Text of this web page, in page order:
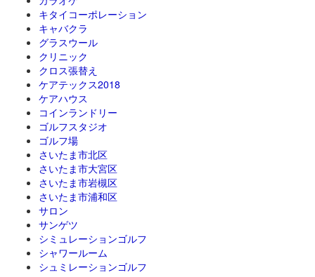
キタイコーポレーション
キャバクラ
グラスウール
クリニック
クロス張替え
ケアテックス2018
ケアハウス
コインランドリー
ゴルフスタジオ
ゴルフ場
さいたま市北区
さいたま市大宮区
さいたま市岩槻区
さいたま市浦和区
サロン
サンゲツ
シミュレーションゴルフ
シャワールーム
シュミレーションゴルフ